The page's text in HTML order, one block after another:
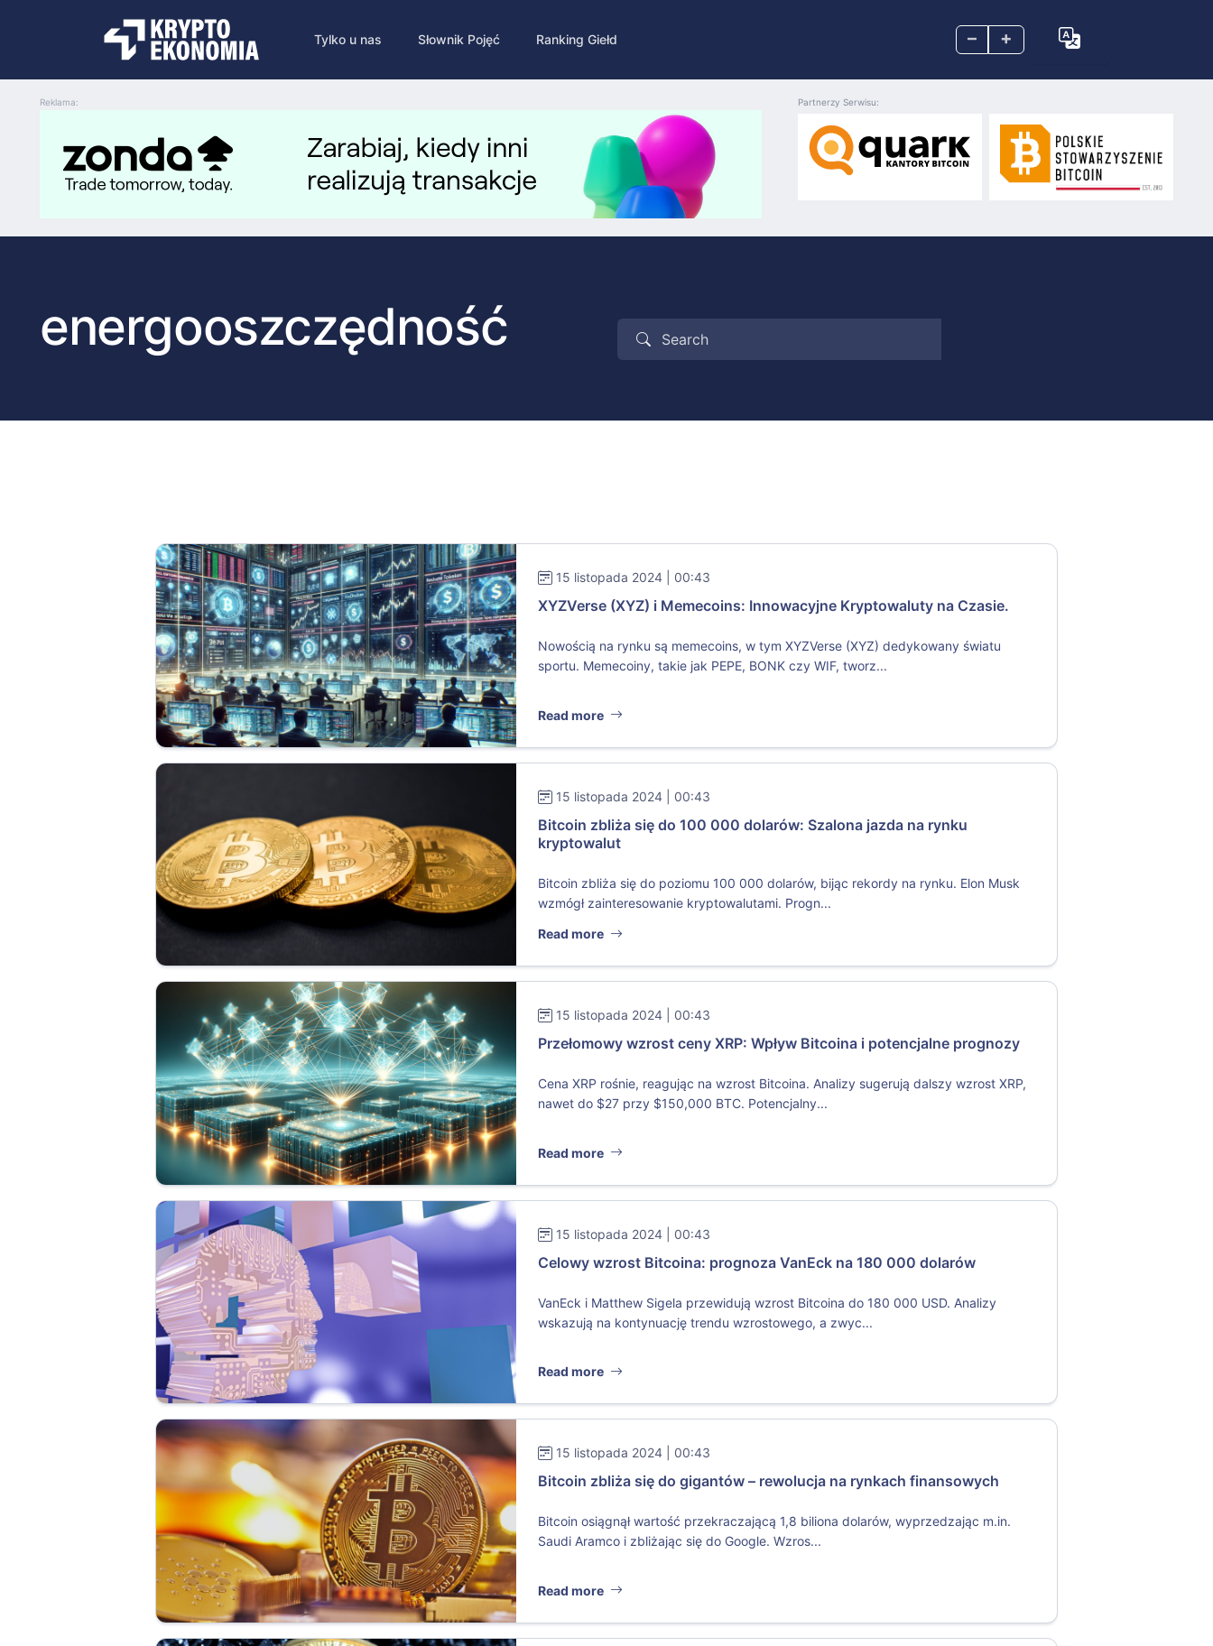
– +
Tylko u nas Słownik Pojęć Ranking Giełd
Reklama: Partnerzy Serwisu:
energooszczędność
15 listopada 2024 | 00:43
XYZVerse (XYZ) i Memecoins: Innowacyjne Kryptowaluty na Czasie.
Nowością na rynku są memecoins, w tym XYZVerse (XYZ) dedykowany światu
sportu. Memecoiny, takie jak PEPE, BONK czy WIF, tworz...
Read more
15 listopada 2024 | 00:43
Bitcoin zbliża się do 100 000 dolarów: Szalona jazda na rynku
kryptowalut
Bitcoin zbliża się do poziomu 100 000 dolarów, bijąc rekordy na rynku. Elon Musk
wzmógł zainteresowanie kryptowalutami. Progn...
Read more
15 listopada 2024 | 00:43
Przełomowy wzrost ceny XRP: Wpływ Bitcoina i potencjalne prognozy
Cena XRP rośnie, reagując na wzrost Bitcoina. Analizy sugerują dalszy wzrost XRP,
nawet do $27 przy $150,000 BTC. Potencjalny...
Read more
15 listopada 2024 | 00:43
Celowy wzrost Bitcoina: prognoza VanEck na 180 000 dolarów
VanEck i Matthew Sigela przewidują wzrost Bitcoina do 180 000 USD. Analizy
wskazują na kontynuację trendu wzrostowego, a zwyc...
Read more
15 listopada 2024 | 00:43
Bitcoin zbliża się do gigantów – rewolucja na rynkach finansowych
Bitcoin osiągnął wartość przekraczającą 1,8 biliona dolarów, wyprzedzając m.in.
Saudi Aramco i zbliżając się do Google. Wzros...
Read more